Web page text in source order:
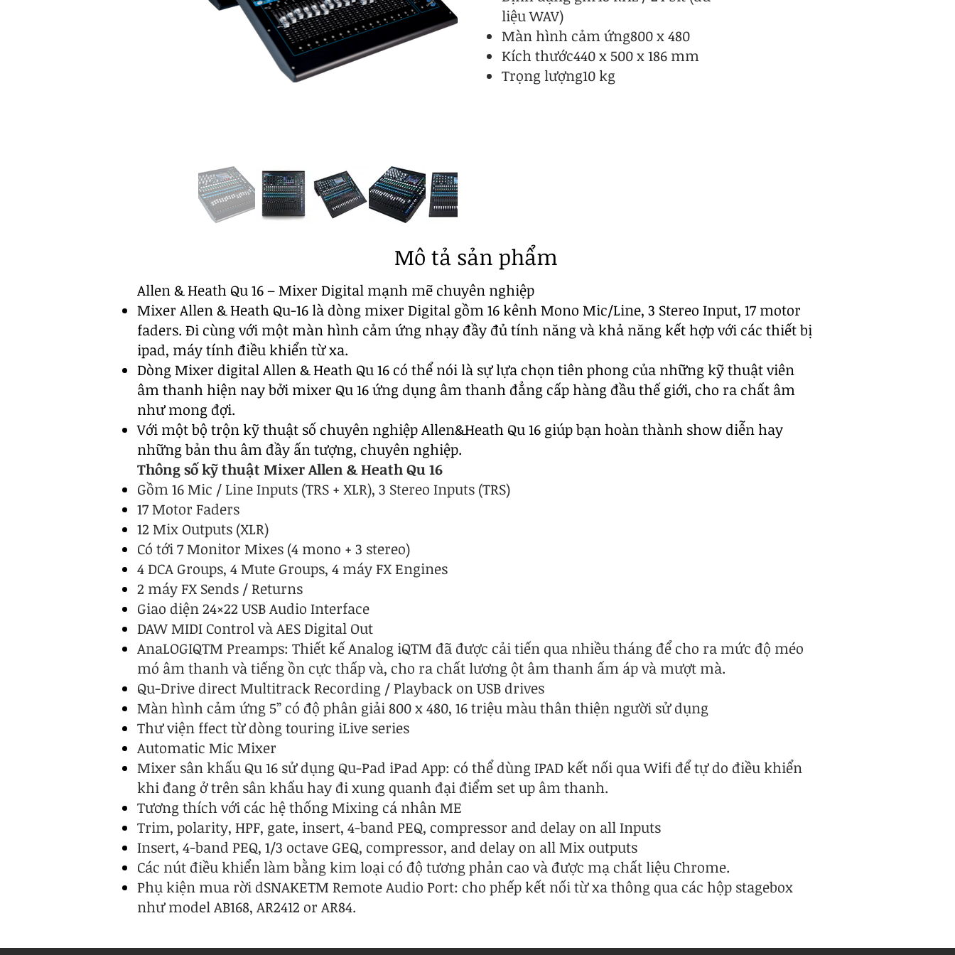
liệu WAV)
Màn hình cảm ứng800 x 480
Kích thước440 x 500 x 186 mm
Trọng lượng10 kg
Mô tả sản phẩm
Allen & Heath Qu 16 – Mixer Digital mạnh mẽ chuyên nghiệp
Mixer Allen & Heath Qu-16 là dòng mixer Digital gồm 16 kênh Mono Mic/Line, 3 Stereo Input, 17 motor
faders. Đi cùng với một màn hình cảm ứng nhạy đầy đủ tính năng và khả năng kết hợp với các thiết bị
ipad, máy tính điều khiển từ xa.
Dòng Mixer digitalAllen & Heath Qu 16 có thể nói là sự lựa chọn tiên phong của những kỹ thuật viên
âm thanh hiện nay bởi mixer Qu 16 ứng dụng âm thanh đẳng cấp hàng đầu thế giới, cho ra chất âm
như mong đợi.
Với một bộ trộn kỹ thuật số chuyên nghiệp Allen&Heath Qu 16 giúp bạn hoàn thành show diễn hay
những bản thu âm đầy ấn tượng, chuyên nghiệp.
Thông số kỹ thuật Mixer Allen & Heath Qu 16
Gồm 16 Mic / Line Inputs (TRS + XLR), 3 Stereo Inputs (TRS)
17 Motor Faders
12 Mix Outputs (XLR)
Có tới 7 Monitor Mixes (4 mono + 3 stereo)
4 DCA Groups, 4 Mute Groups, 4 máy FX Engines
2 máy FX Sends / Returns
Giao diện 24×22 USB Audio Interface
DAW MIDI Control và AES Digital Out
AnaLOGIQTM Preamps: Thiết kế Analog iQTM đã được cải tiến qua nhiều tháng để cho ra mức độ méo
mó âm thanh và tiếng ồn cực thấp và, cho ra chất lương ột âm thanh ấm áp và mượt mà.
Qu-Drive direct Multitrack Recording / Playback on USB drives
Màn hình cảm ứng 5” có độ phân giải 800 x 480, 16 triệu màu thân thiện người sử dụng
Thư viện ffect từ dòng touring iLive series
Automatic Mic Mixer
Mixer sân khấu Qu 16 sử dụng Qu-Pad iPad App: có thể dùng IPAD kết nối qua Wifi để tự do điều khiển
khi đang ở trên sân khấu hay đi xung quanh đại điểm set up âm thanh.
Tương thích với các hệ thống Mixing cá nhân ME
Trim, polarity, HPF, gate, insert, 4-band PEQ, compressor and delay on all Inputs
Insert, 4-band PEQ, 1/3 octave GEQ, compressor, and delay on all Mix outputs
Các nút điều khiển làm bằng kim loại có độ tương phản cao và được mạ chất liệu Chrome.
Phụ kiện mua rời dSNAKETM Remote Audio Port: cho phếp kết nối từ xa thông qua các hộp stagebox
như model AB168, AR2412 or AR84.